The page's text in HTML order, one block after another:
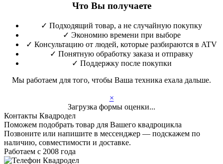
Что Вы получаете
✓ Подходящий товар, а не случайную покупку
✓ Экономию времени при выборе
✓ Консультацию от людей, которые разбираются в ATV
✓ Понятную обработку заказа и отправку
✓ Поддержку после покупки
Мы работаем для того, чтобы Ваша техника ехала дальше.
×
Загрузка формы оценки...
Контакты Квадродел
Поможем подобрать товар для Вашего квадроцикла
Позвоните или напишите в мессенджер — подскажем по
наличию, совместимости и доставке.
Работаем с 2008 года